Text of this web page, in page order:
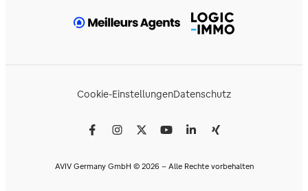
Cookie-EinstellungenDatenschutz
AVIV Germany GmbH © 2026 - Alle Rechte vorbehalten